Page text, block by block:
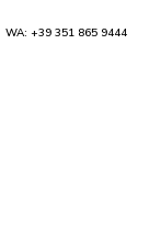
WA: +39 351 865 9444